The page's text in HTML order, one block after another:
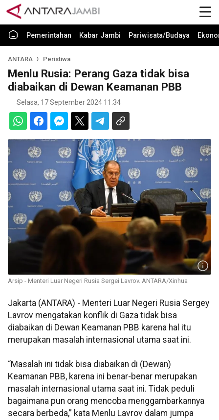
Pemerintahan Kabar Jambi Pariwisata/Budaya
ANTARA Peristiwa
Menlu Rusia: Perang Gaza tidak bisa
diabaikan di Dewan Keamanan PBB
Selasa, 17 September 2024 11:34
Arsip - Menteri Luar Negeri Rusia Sergei Lavrov. ANTARA/Xinhua
Jakarta (ANTARA) - Menteri Luar Negeri Rusia Sergey
Lavrov mengatakan konflik di Gaza tidak bisa
diabaikan di Dewan Keamanan PBB karena hal itu
merupakan masalah internasional utama saat ini.
“Masalah ini tidak bisa diabaikan di (Dewan)
Keamanan PBB, karena ini benar-benar merupakan
masalah internasional utama saat ini. Tidak peduli
bagaimana pun orang mencoba menggambarkannya
secara berbeda,” kata Menlu Lavrov dalam jumpa